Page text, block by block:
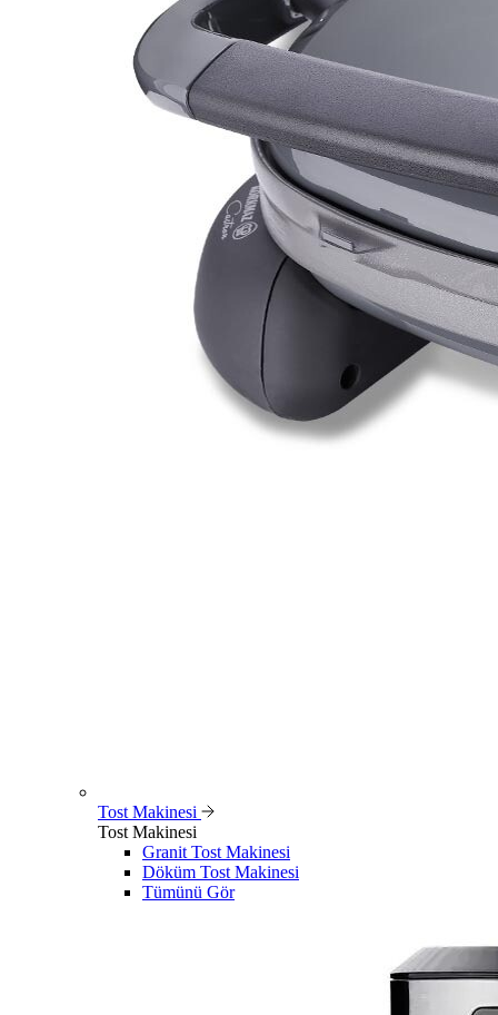
Tost Makinesi
Tost Makinesi
Granit Tost Makinesi
Döküm Tost Makinesi
Tümünü Gör